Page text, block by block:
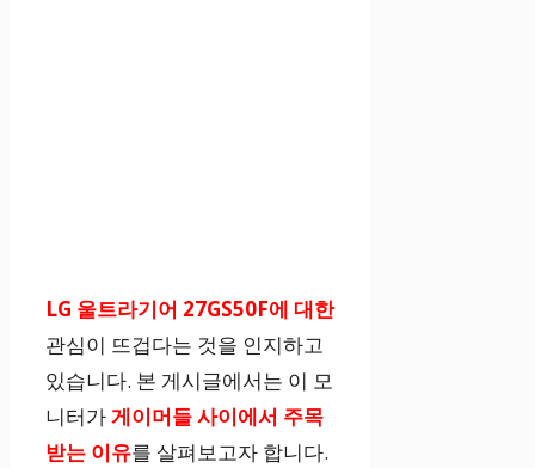
LG 울트라기어 27GS50F에 대한
관심이 뜨겁다는 것을 인지하고
있습니다. 본 게시글에서는 이 모
니터가게이머들 사이에서 주목
받는 이유를 살펴보고자 합니다.